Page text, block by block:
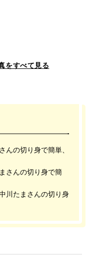
をすべて見る
んの切り身で簡単、
さんの切り身で簡
川たまさんの切り身